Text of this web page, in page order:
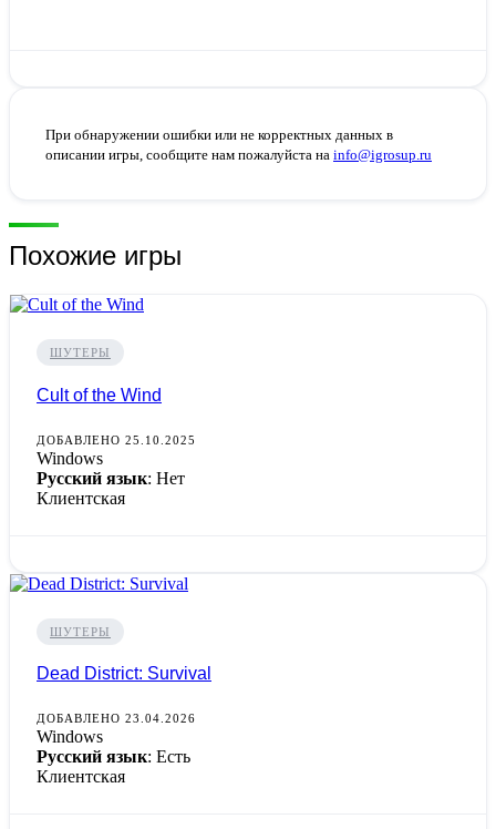
При обнаружении ошибки или не корректных данных в
описании игры, сообщите нам пожалуйста на info@igrosup.ru
Похожие игры
ШУТЕРЫ
Cult of the Wind
ДОБАВЛЕНО 25.10.2025
Windows
Русский язык: Нет
Клиентская
ШУТЕРЫ
Dead District: Survival
ДОБАВЛЕНО 23.04.2026
Windows
Русский язык: Есть
Клиентская